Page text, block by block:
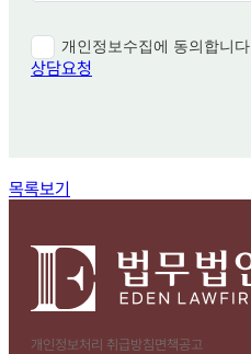
개인정보수집에 동의합니다.
상담요청
목록보기
개인정보처리 취급방침면책공고